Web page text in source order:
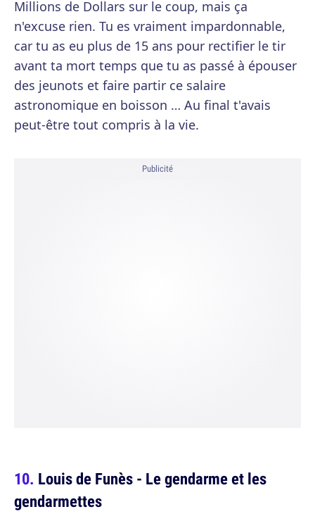
Millions de Dollars sur le coup, mais ça
n'excuse rien. Tu es vraiment impardonnable,
car tu as eu plus de 15 ans pour rectifier le tir
avant ta mort temps que tu as passé à épouser
des jeunots et faire partir ce salaire
astronomique en boisson … Au final t'avais
peut-être tout compris à la vie.
Publicité
Louis de Funès - Le gendarme et les
gendarmettes